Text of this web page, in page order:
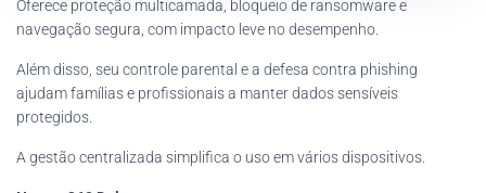
Oferece proteção multicamada, bloqueio de ransomware e
navegação segura, com impacto leve no desempenho.
Além disso, seu controle parental e a defesa contra phishing
ajudam famílias e profissionais a manter dados sensíveis
protegidos.
A gestão centralizada simplifica o uso em vários dispositivos.